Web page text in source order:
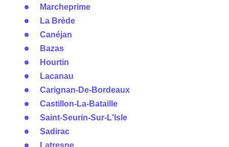
Marcheprime
La Brède
Canéjan
Bazas
Hourtin
Lacanau
Carignan-De-Bordeaux
Castillon-La-Bataille
Saint-Seurin-Sur-L'Isle
Sadirac
Latresne